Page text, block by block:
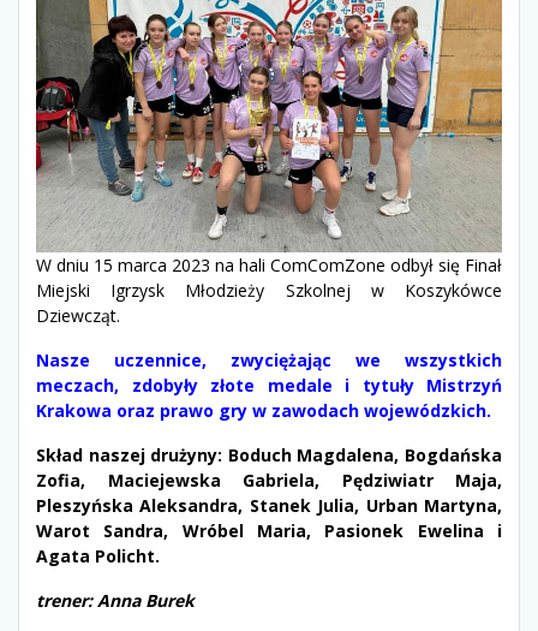
W dniu 15 marca 2023 na hali ComComZone odbył się Finał
Miejski Igrzysk Młodzieży Szkolnej w Koszykówce
Dziewcząt.
Nasze uczennice, zwyciężając we wszystkich
meczach, zdobyły złote medale i tytuły Mistrzyń
Krakowa oraz prawo gry w zawodach wojewódzkich.
Skład naszej drużyny: Boduch Magdalena, Bogdańska
Zofia, Maciejewska Gabriela, Pędziwiatr Maja,
Pleszyńska Aleksandra, Stanek Julia, Urban Martyna,
Warot Sandra, Wróbel Maria, Pasionek Ewelina i
Agata Policht.
trener: Anna Burek